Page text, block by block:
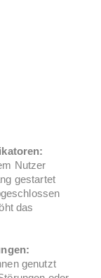
Nutzer
gestartet
das
genutzt